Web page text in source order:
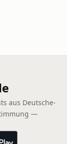
aus Deutsche-
—